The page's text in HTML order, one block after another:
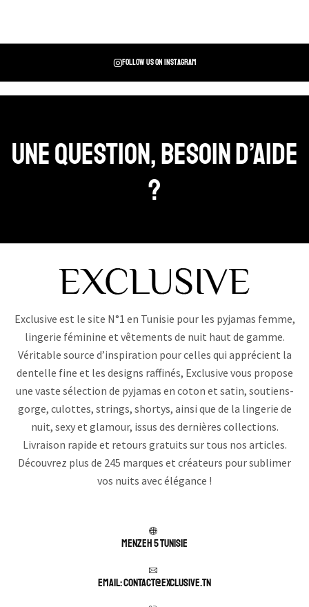
Follow us on instagram
Une question, Besoin d’aide
?
Exclusive est le site N°1 en Tunisie pour les pyjamas femme,
lingerie féminine et vêtements de nuit haut de gamme.
Véritable source d’inspiration pour celles qui apprécient la
dentelle fine et les designs raffinés, Exclusive vous propose
une vaste sélection de pyjamas en coton et satin, soutiens-
gorge, culottes, strings, shortys, ainsi que de la lingerie de
nuit, sexy et glamour, issus des dernières collections.
Livraison rapide et retours gratuits sur tous nos articles.
Découvrez plus de 245 marques et créateurs pour sublimer
vos nuits avec élégance !
Menzeh 5 TUNISIE
Email: contact@exclusive.tn